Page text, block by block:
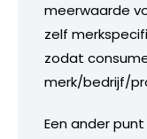
meerwaarde
zelf
zodat
merk/bedrijf/
Een ander